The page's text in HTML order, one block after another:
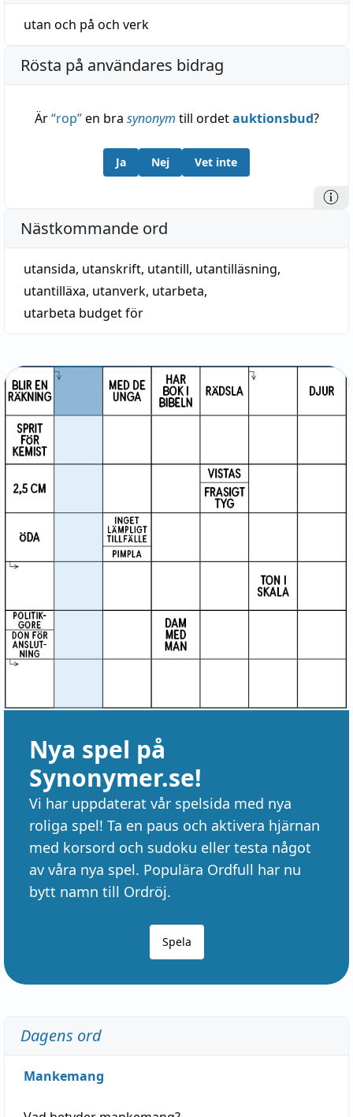
utan och på och verk
Rösta på användares bidrag
Är“rop”en bra synonym till ordetauktionsbud?
Ja Nej Vet inte
Nästkommande ord
utansida, utanskrift, utantill, utantilläsning,
utantilläxa, utanverk, utarbeta,
utarbeta budget för
Nya spel på
Synonymer.se!
Vi har uppdaterat vår spelsida med nya
roliga spel! Ta en paus och aktivera hjärnan
med korsord och sudoku eller testa något
av våra nya spel. Populära Ordfull har nu
bytt namn till Ordröj.
Spela
Dagens ord
Mankemang